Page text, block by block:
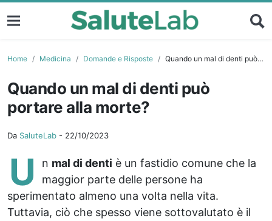
Home Medicina Domande e Risposte Quando un mal di denti può portare alla morte?
Quando un mal di denti può
portare alla morte?
Da SaluteLab - 22/10/2023
U n mal di denti è un fastidio comune che la
maggior parte delle persone ha
sperimentato almeno una volta nella vita.
Tuttavia, ciò che spesso viene sottovalutato è il